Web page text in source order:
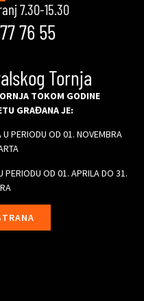
7.30-15.30
76 55
Tornja
TOKOM GODINE
GRAĐANA JE:
PERIODU OD 01. NOVEMBRA
OD 01. APRILA DO 31.